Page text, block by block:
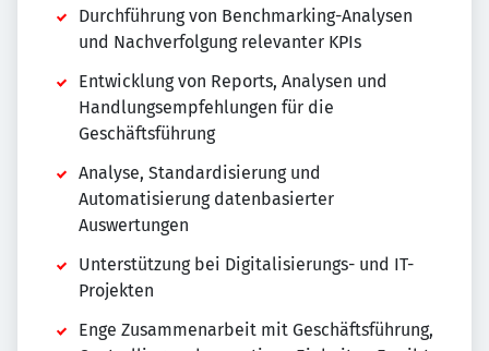
Durchführung von Benchmarking-Analysen
und Nachverfolgung relevanter KPIs
Entwicklung von Reports, Analysen und
Handlungsempfehlungen für die
Geschäftsführung
Analyse, Standardisierung und
Automatisierung datenbasierter
Auswertungen
Unterstützung bei Digitalisierungs- und IT-
Projekten
Enge Zusammenarbeit mit Geschäftsführung,